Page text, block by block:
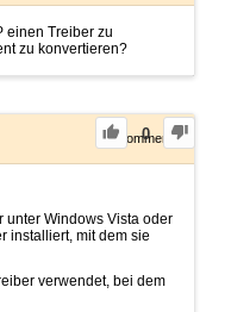
einen Treiber zu
zu konvertieren?
0
0Comments
unter Windows Vista oder
installiert, mit dem sie
verwendet, bei dem